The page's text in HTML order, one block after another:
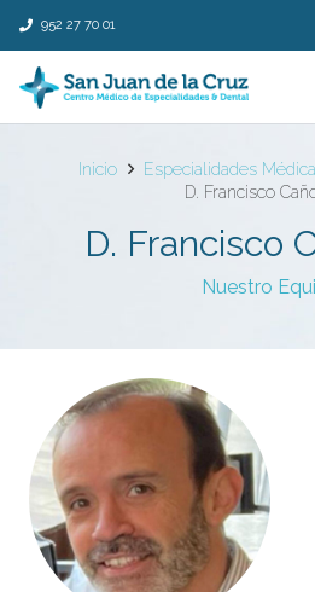
952 27 70 01
Inicio Especialidades
D. Francisco
D. Francisco
Nuestro